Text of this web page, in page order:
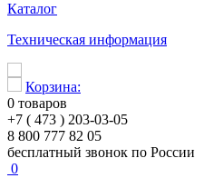
Каталог
Техническая информация
Корзина:
0 товаров
+7 ( 473 ) 203-03-05
8 800 777 82 05
бесплатный звонок по России
0